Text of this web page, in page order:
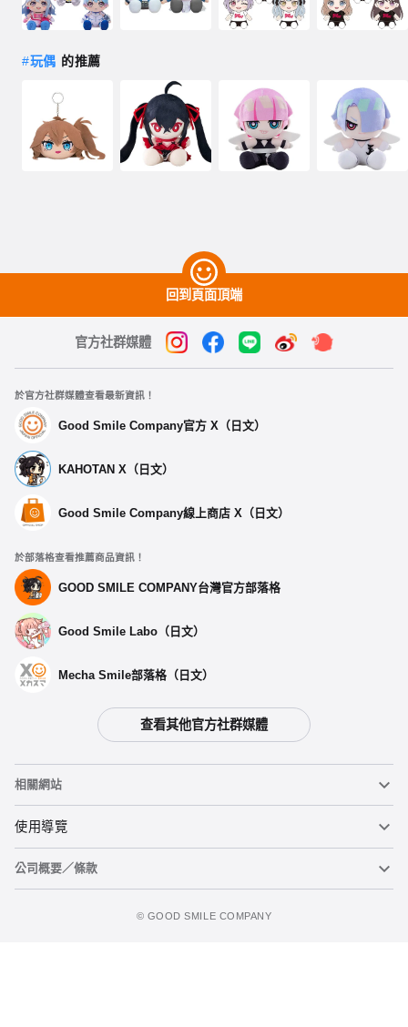
換裝玩偶 Poppin'Party 戶山香澄
換裝玩偶 Poppin'Party 花園多惠
換裝玩偶 Poppin'Party 牛込里美
開放預購中
換裝玩偶 Poppin'Party 山吹沙綾
換裝玩偶 Poppin'Party 市谷有咲
開放預購中
#玩偶 的推薦
回到頁面頂端
官方社群媒體
於官方社群媒體查看最新資訊！
Good Smile Company官方 X（日文）
KAHOTAN X（日文）
Good Smile Company線上商店 X（日文）
於部落格查看推薦商品資訊！
GOOD SMILE COMPANY台灣官方部落格
Good Smile Labo（日文）
Mecha Smile部落格（日文）
查看其他官方社群媒體
相關網站
黏土人
黏土人臉部製造機（英文）
使用導覽
重要公告
公司概要／條款
©️ GOOD SMILE COMPANY